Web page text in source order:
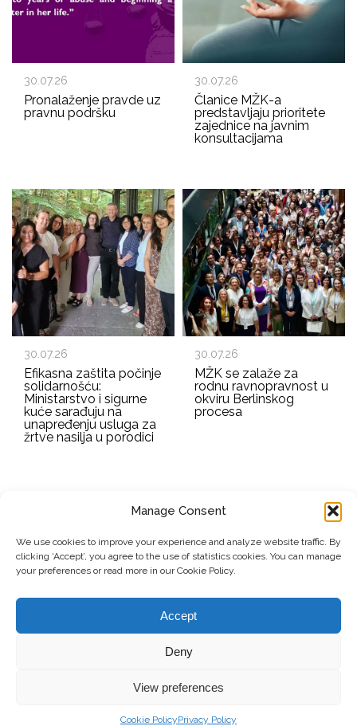
Manage Consent
We use cookies to improve your experience and analyze website traffic. By
clicking ‘Accept’, you agree to the use of statistics cookies. You can manage
your preferences or read more in our Cookie Policy.
Accept
Deny
View preferences
Cookie PolicyPrivacy Policy
30.07.26
Pronalaženje pravde uz
pravnu podršku
30.07.26
Članice MŽK-a
predstavljaju prioritete
zajednice na javnim
konsultacijama
30.07.26
Efikasna zaštita počinje
solidarnošću:
Ministarstvo i sigurne
kuće sarađuju na
unapređenju usluga za
žrtve nasilja u porodici
30.07.26
MŽK se zalaže za
rodnu ravnopravnost u
okviru Berlinskog
procesa
EMAIL ADDRESS
© Copyright, 2026 . Mreža Žena Kosova. Sva prava zadržana.
Privacy Policy